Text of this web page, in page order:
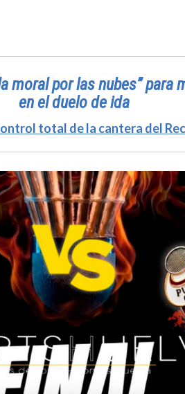
moral por las nubes” para
en el duelo de ida
total de la cantera del